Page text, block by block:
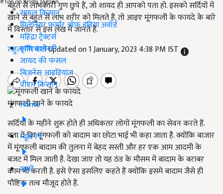
सफल किसान
मिलेनियर फार्मर ऑफ इंडिया अवॉर्ड
महिंद्रा ट्रैक्टर्स
कृषि मशीनरी
जायद की फसल
बिज़नेस आइडियाज
पीएम किसान
Home
न्यूज़ रैप
खबरें
बहुत से लाभकारी गुण छुपे हैं, जो शायद ही आपको पता हो. इसको सर्दियों में
खाने से बहुत से लाभ शरीर को मिलते हैं. तो आइए मूंगफली के फायदे के बारे
में विस्तार से इस लेख में जानते हैं.
राहुल निरवालUpdated on 1 January, 2023 4:38 PM IST
मूंगफली खाने के फायदे
सर्दियों के महीने शुरू होते ही अधिकतर लोगों मूंगफली का सेवन करते हैं.
बता दें कि मूंगफली को बादाम का छोटा भाई भी कहा जाता है. क्योंकि बाजार
में मूंगफली बादाम की तुलना में बेहद सस्ती और हर एक आम आदमी के
बजट में मिल जाती है. देखा जाए तो यह ठंड के मौसम में बादाम के बराबर
काम भी करती है. इसे ऐसा इसलिए कहते हैं क्योंकि इसमे बादाम जैसे ही
पौष्टिक तत्व मौजूद होते हैं.